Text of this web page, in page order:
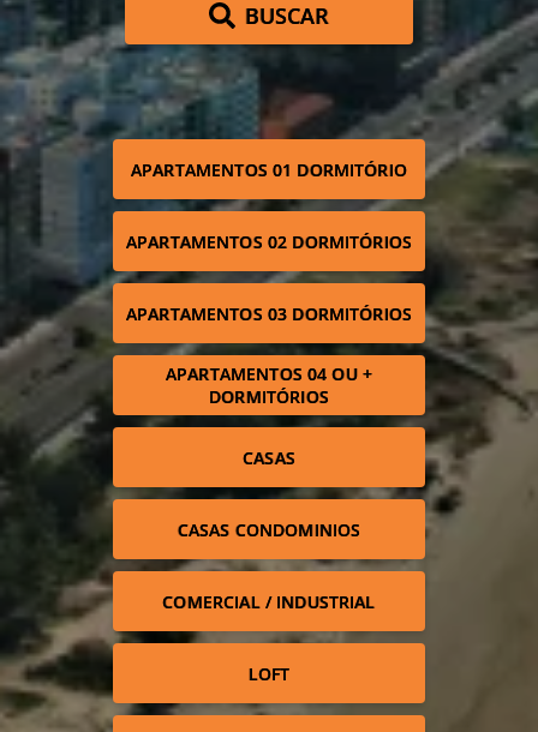
BUSCAR
APARTAMENTOS 01 DORMITÓRIO
APARTAMENTOS 02 DORMITÓRIOS
APARTAMENTOS 03 DORMITÓRIOS
APARTAMENTOS 04 OU +
DORMITÓRIOS
CASAS
CASAS CONDOMINIOS
COMERCIAL / INDUSTRIAL
LOFT